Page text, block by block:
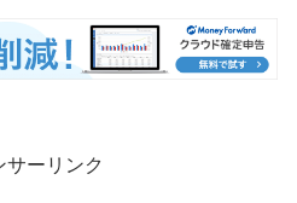
サーリンク